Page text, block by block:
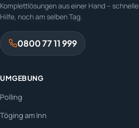
Komplettlösungen aus einer Hand – schnelle
Hilfe, noch am selben Tag.
0800 77 11 999
UMGEBUNG
Polling
Töging am Inn